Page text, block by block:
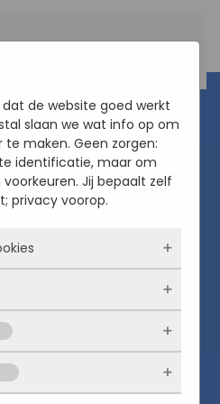
de website goed werkt
slaan we wat info op om
te maken. Geen zorgen:
identificatie, maar om
Jij bepaalt zelf
privacy voorop.
dat de website
dus altijd actief en
Meestal worden
jij iets doet, zoals
invullen of je
Je kunt je browser
we hoe vaak onze site
vandaan
populair zijn. Zo
blijven verbeteren.
jouw voorkeuren.
of ingevulde gegevens.